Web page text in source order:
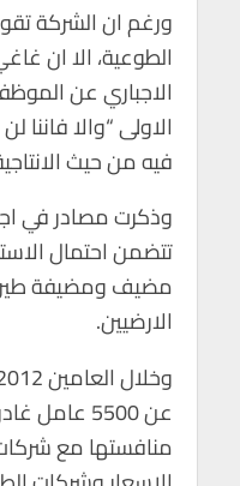
ورغم ان الشركة
الطوعية، الا ان
الاجباري عن
الاولى “والا
فيه من حيث
وذكرت مصادر في
الارضيين.
عن 5500
منافستها مع